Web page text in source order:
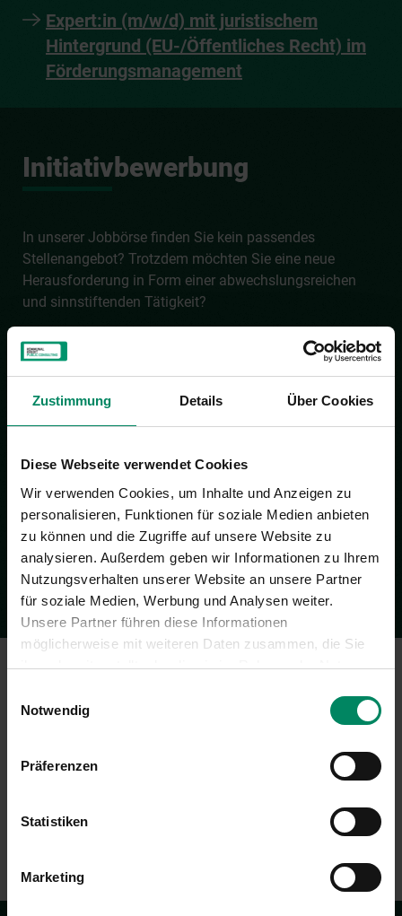
Zustimmung Details Über Cookies
Diese Webseite verwendet Cookies
Wir verwenden Cookies, um Inhalte und Anzeigen zu
personalisieren, Funktionen für soziale Medien anbieten
zu können und die Zugriffe auf unsere Website zu
analysieren. Außerdem geben wir Informationen zu Ihrem
Nutzungsverhalten unserer Website an unsere Partner
für soziale Medien, Werbung und Analysen weiter.
Unsere Partner führen diese Informationen
möglicherweise mit weiteren Daten zusammen, die Sie
ihnen bereitgestellt oder die sie im Rahmen der Nutzung
Notwendig
Präferenzen
Statistiken
Marketing
Expert:in (m/w/d) mit juristischem
Hintergrund (EU-/Öffentliches Recht) im
Förderungsmanagement
Initiativbewerbung
In unserer Jobbörse finden Sie kein passendes
Stellenangebot? Trotzdem möchten Sie eine neue
Herausforderung in Form einer abwechslungsreichen
und sinnstiftenden Tätigkeit?
Dann freuen wir uns auf Ihre Initiativbewerbung!
kpc-
newchallenge(at)publicconsulting.at
DATENSCHUTZHINWEISE FÜR BEWERBERINNEN UND
Shortlink
https://www.umweltfoerderung.at/1bohd